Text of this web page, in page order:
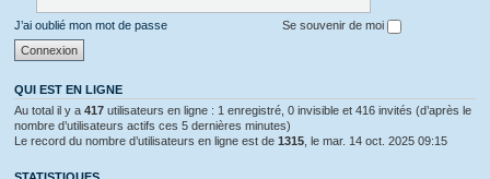
J’ai oublié mon mot de passe Se souvenir de moi
QUI EST EN LIGNE
Au total il y a 417 utilisateurs en ligne : 1 enregistré, 0 invisible et 416 invités (d’après le
nombre d’utilisateurs actifs ces 5 dernières minutes)
Le record du nombre d’utilisateurs en ligne est de 1315 , le mar. 14 oct. 2025 09:15